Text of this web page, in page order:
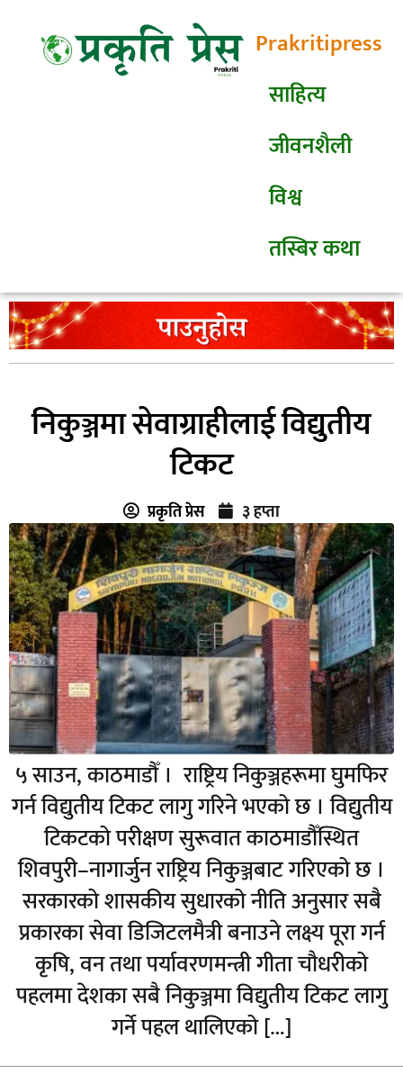
Prakritipress
साहित्य
जीवनशैली
विश्व
तस्बिर कथा
निकुञ्जमा सेवाग्राहीलाई विद्युतीय
टिकट
प्रकृति प्रेस ३ हप्ता
५ साउन, काठमाडौँ । राष्ट्रिय निकुञ्जहरूमा घुमफिर
गर्न विद्युतीय टिकट लागु गरिने भएको छ । विद्युतीय
टिकटको परीक्षण सुरूवात काठमाडौँस्थित
शिवपुरी–नागार्जुन राष्ट्रिय निकुञ्जबाट गरिएको छ ।
सरकारको शासकीय सुधारको नीति अनुसार सबै
प्रकारका सेवा डिजिटलमैत्री बनाउने लक्ष्य पूरा गर्न
कृषि, वन तथा पर्यावरणमन्त्री गीता चौधरीको
पहलमा देशका सबै निकुञ्जमा विद्युतीय टिकट लागु
गर्ने पहल थालिएको […]